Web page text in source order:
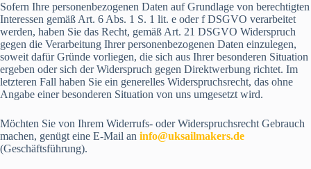
Sofern Ihre personenbezogenen Daten auf Grundlage von berechtigten
Interessen gemäß Art. 6 Abs. 1 S. 1 lit. e oder f DSGVO verarbeitet
werden, haben Sie das Recht, gemäß Art. 21 DSGVO Widerspruch
gegen die Verarbeitung Ihrer personenbezogenen Daten einzulegen,
soweit dafür Gründe vorliegen, die sich aus Ihrer besonderen Situation
ergeben oder sich der Widerspruch gegen Direktwerbung richtet. Im
letzteren Fall haben Sie ein generelles Widerspruchsrecht, das ohne
Angabe einer besonderen Situation von uns umgesetzt wird.
Möchten Sie von Ihrem Widerrufs- oder Widerspruchsrecht Gebrauch
machen, genügt eine E-Mail an info@uksailmakers.de
(Geschäftsführung).